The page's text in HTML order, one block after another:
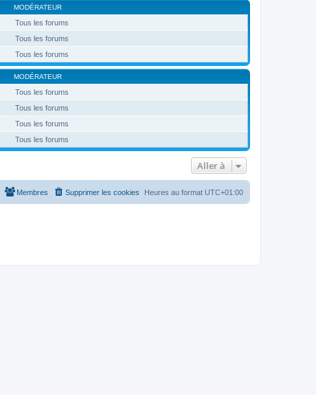
MODÉRATEUR
Tous les forums
Tous les forums
Tous les forums
MODÉRATEUR
Tous les forums
Tous les forums
Tous les forums
Tous les forums
Aller à
Heures au format UTC+01:00
Supprimer les cookies
Membres